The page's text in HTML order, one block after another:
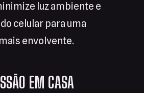
luz ambiente e
celular para uma
envolvente.
EM CASA